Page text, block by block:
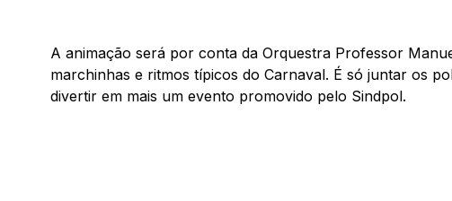
A animação será por conta da Orquestra Professor
marchinhas e ritmos típicos do Carnaval. É só juntar os
divertir em mais um evento promovido pelo Sindpol.